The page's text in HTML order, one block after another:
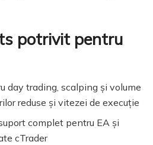
potrivit pentru
day trading, scalping și volume
reduse și vitezei de execuție
complet pentru EA și
cTrader